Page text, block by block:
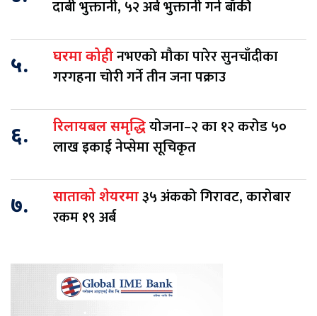
दाबी भुक्तानी, ५२ अर्ब भुक्तानी गर्न बाँकी
५. घरमा कोहीनभएको मौका पारेर सुनचाँदीका
गरगहना चोरी गर्ने तीन जना पक्राउ
६. रिलायबल समृद्धियोजना–२ का १२ करोड ५०
लाख इकाई नेप्सेमा सूचिकृत
७. साताको शेयरमा३५ अंकको गिरावट, कारोबार
रकम १९ अर्ब